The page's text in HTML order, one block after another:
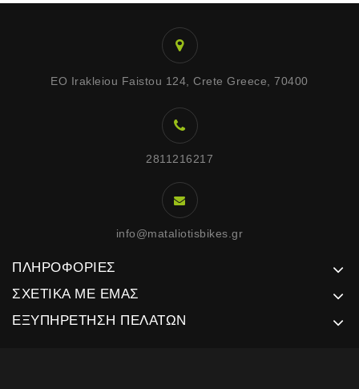
EO Irakleiou Faistou 124, Crete Greece, 70400
2811216217
info@mataliotisbikes.gr
ΠΛΗΡΟΦΟΡΊΕΣ
ΣΧΕΤΙΚΆ ΜΕ ΕΜΆΣ
ΕΞΥΠΗΡΈΤΗΣΗ ΠΕΛΑΤΏΝ